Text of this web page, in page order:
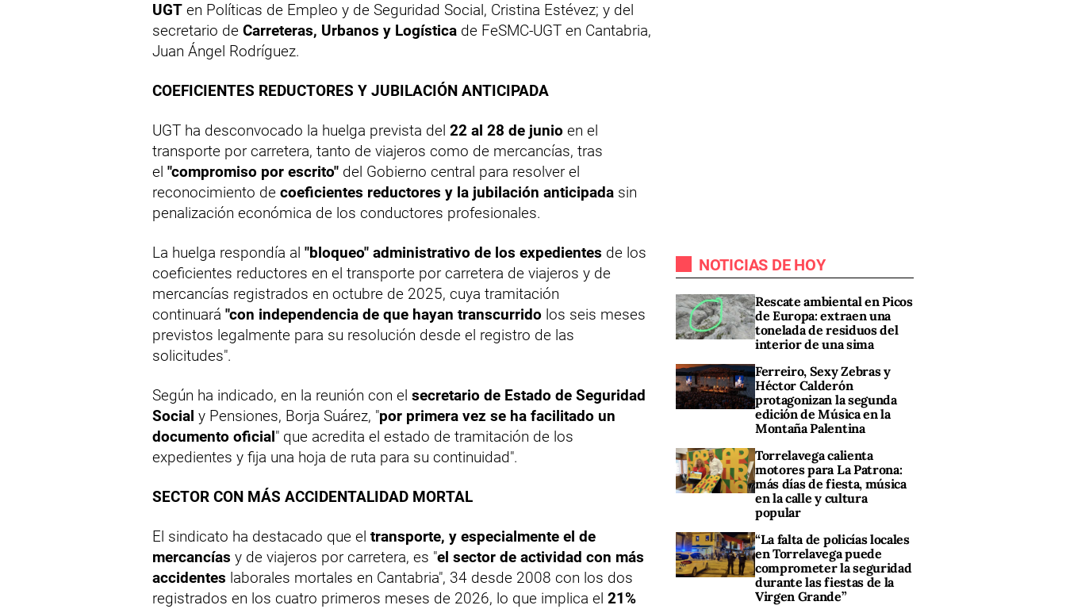
UGT en Políticas de Empleo y de Seguridad Social, Cristina Estévez; y del
secretario de Carreteras, Urbanos y Logística de FeSMC-UGT en Cantabria,
Juan Ángel Rodríguez.
COEFICIENTES REDUCTORES Y JUBILACIÓN ANTICIPADA
UGT ha desconvocado la huelga prevista del 22 al 28 de junio en el
transporte por carretera, tanto de viajeros como de mercancías, tras
el "compromiso por escrito" del Gobierno central para resolver el
reconocimiento de coeficientes reductores y la jubilación anticipada sin
penalización económica de los conductores profesionales.
La huelga respondía al "bloqueo" administrativo de los expedientes de los
coeficientes reductores en el transporte por carretera de viajeros y de
mercancías registrados en octubre de 2025, cuya tramitación
continuará "con independencia de que hayan transcurrido los seis meses
previstos legalmente para su resolución desde el registro de las
solicitudes".
Según ha indicado, en la reunión con el secretario de Estado de Seguridad
Social y Pensiones, Borja Suárez, "por primera vez se ha facilitado un
documento oficial" que acredita el estado de tramitación de los
expedientes y fija una hoja de ruta para su continuidad".
SECTOR CON MÁS ACCIDENTALIDAD MORTAL
El sindicato ha destacado que el transporte, y especialmente el de
mercancías y de viajeros por carretera, es "el sector de actividad con más
accidentes laborales mortales en Cantabria", 34 desde 2008 con los dos
registrados en los cuatro primeros meses de 2026, lo que implica el 21%
NOTICIAS DE HOY
Rescate ambiental en Picos
de Europa: extraen una
tonelada de residuos del
interior de una sima
Ferreiro, Sexy Zebras y
Héctor Calderón
protagonizan la segunda
edición de Música en la
Montaña Palentina
Torrelavega calienta
motores para La Patrona:
más días de fiesta, música
en la calle y cultura
popular
“La falta de policías locales
en Torrelavega puede
comprometer la seguridad
durante las fiestas de la
Virgen Grande”